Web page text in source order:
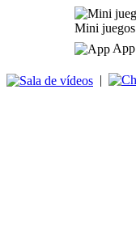
Mini juegos
App
|